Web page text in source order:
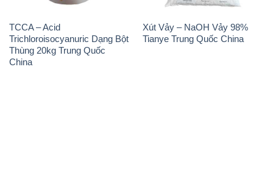
TCCA – Acid
Trichloroisocyanuric Dạng Bột
Thùng 20kg Trung Quốc
China
Xút Vảy – NaOH Vảy 98%
Tianye Trung Quốc China